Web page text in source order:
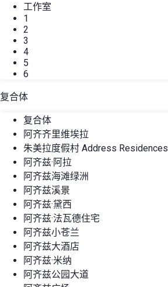
工作室
1
2
3
4
5
6
复合体
复合体
阿齐齐里维埃拉
朱美拉度假村 Address Residences
阿齐兹·阿拉
阿齐兹海滩绿洲
阿齐兹溪景
阿齐兹·黛西
阿齐兹·法瓦德住宅
阿齐兹小苍兰
阿齐兹大酒店
阿齐兹·米纳
阿齐兹公园大道